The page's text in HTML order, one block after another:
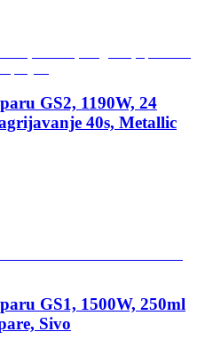
GS2, 1190W, 24
40s, Metallic
GS1, 1500W, 250ml
Sivo